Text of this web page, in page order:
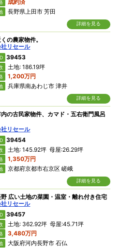
成約済
長野県上田市 芳田
詳細を見る
の農家物件。
リセール
39453
土地: 186.19坪
1,200万円
兵庫県南あわじ市 津井
詳細を見る
の古民家物件、カマド・五右衛門風呂
リセール
39454
土地: 145.92坪 母屋:26.29坪
1,350万円
京都府京都市右京区 嵯峨
詳細を見る
広い土地の菜園・温室・離れ付き住宅
リセール
39457
土地: 362.92坪 母屋:45.71坪
3,480万円
大阪府河内長野市 石仏